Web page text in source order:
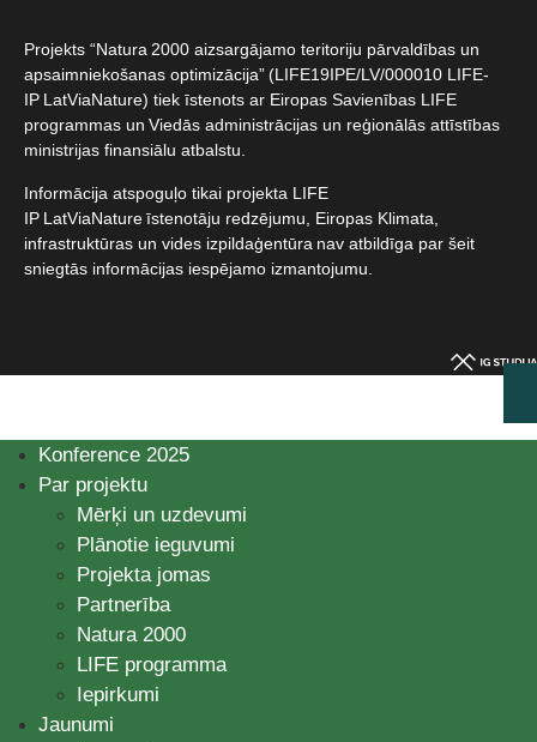
Projekts “Natura 2000 aizsargājamo teritoriju pārvaldības un
apsaimniekošanas optimizācija” (LIFE19IPE/LV/000010 LIFE-
IP LatViaNature) tiek īstenots ar Eiropas Savienības LIFE
programmas un Viedās administrācijas un reģionālās attīstības
ministrijas finansiālu atbalstu.​
Informācija atspoguļo tikai projekta LIFE
IP LatViaNature īstenotāju redzējumu, Eiropas Klimata,
infrastruktūras un vides izpildaģentūra nav atbildīga par šeit
sniegtās informācijas iespējamo izmantojumu.​
Konference 2025
Par projektu
Mērķi un uzdevumi
Plānotie ieguvumi
Projekta jomas
Partnerība
Natura 2000
LIFE programma
Iepirkumi
Jaunumi